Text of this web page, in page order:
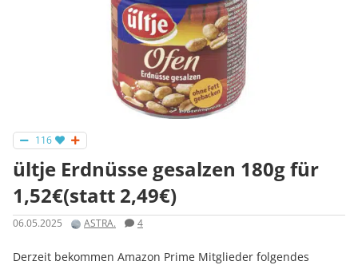
116
ültje Erdnüsse gesalzen 180g für
1,52€(statt 2,49€)
06.05.2025 ASTRA. 4
Derzeit bekommen Amazon Prime Mitglieder folgendes